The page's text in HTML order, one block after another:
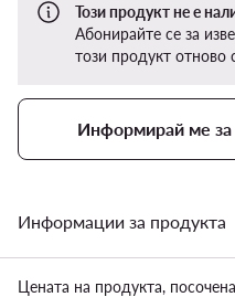
Този продукт не е
Абонирайте се за
този продукт отново
Информирай ме за
Информации за продукта
Цената на продукта,